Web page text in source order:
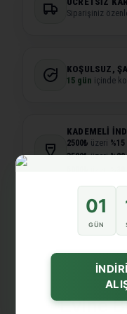
Siparişiniz
KOŞULSUZ,
15 gün içinde
KADEMELI
2500₺ üzeri %15
3500₺üzeri%20
★★★★★
Evine
01
GÜN